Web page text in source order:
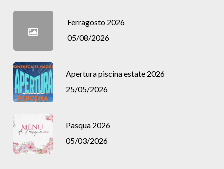
Ferragosto 2026
05/08/2026
Apertura piscina estate 2026
25/05/2026
Pasqua 2026
05/03/2026